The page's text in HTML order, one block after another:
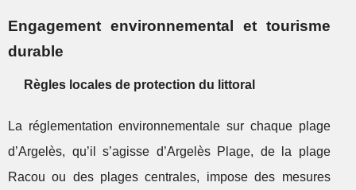
Engagement environnemental et tourisme
durable
Règles locales de protection du littoral
La réglementation environnementale sur chaque plage
d’Argelès, qu’il s’agisse d’Argelès Plage, de la plage
Racou ou des plages centrales, impose des mesures